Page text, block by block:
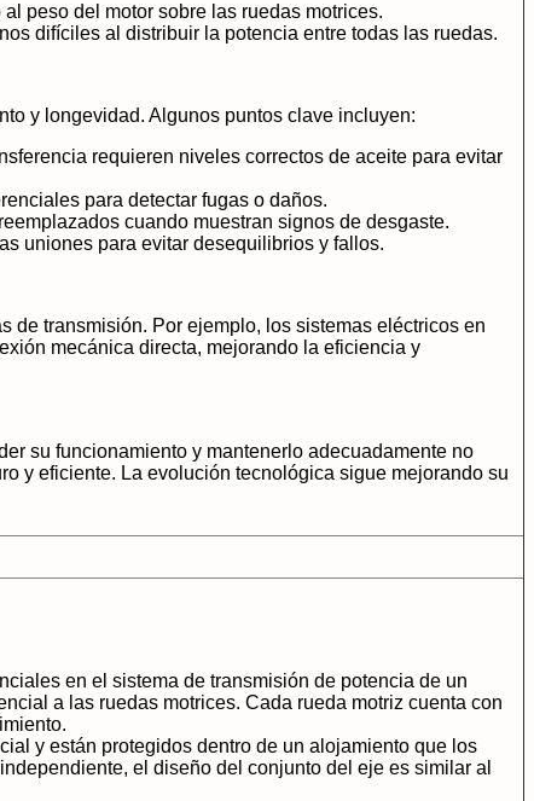
peso del motor sobre las ruedas motrices.
difíciles al distribuir la potencia entre todas las ruedas.
y longevidad. Algunos puntos clave incluyen:
requieren niveles correctos de aceite para evitar
para detectar fugas o daños.
cuando muestran signos de desgaste.
uniones para evitar desequilibrios y fallos.
de transmisión. Por ejemplo, los sistemas eléctricos en
mecánica directa, mejorando la eficiencia y
su funcionamiento y mantenerlo adecuadamente no
y eficiente. La evolución tecnológica sigue mejorando su
en el sistema de transmisión de potencia de un
a las ruedas motrices. Cada rueda motriz cuenta con
y están protegidos dentro de un alojamiento que los
el diseño del conjunto del eje es similar al